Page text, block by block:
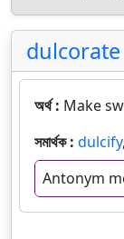
dulcorate
অর্থ : Make
সমার্থক : dulcify,
Antonym